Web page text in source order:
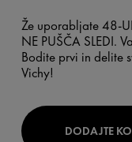
Že uporabljate 48-
NE PUŠČA SLEDI.
Bodite prvi in ​​delite
Vichy!
DODAJTE